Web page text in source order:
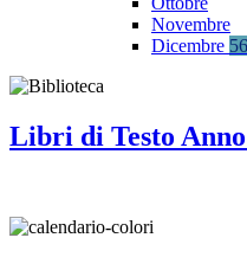
Novembre
Dicembre 56
Libri di Testo Anno